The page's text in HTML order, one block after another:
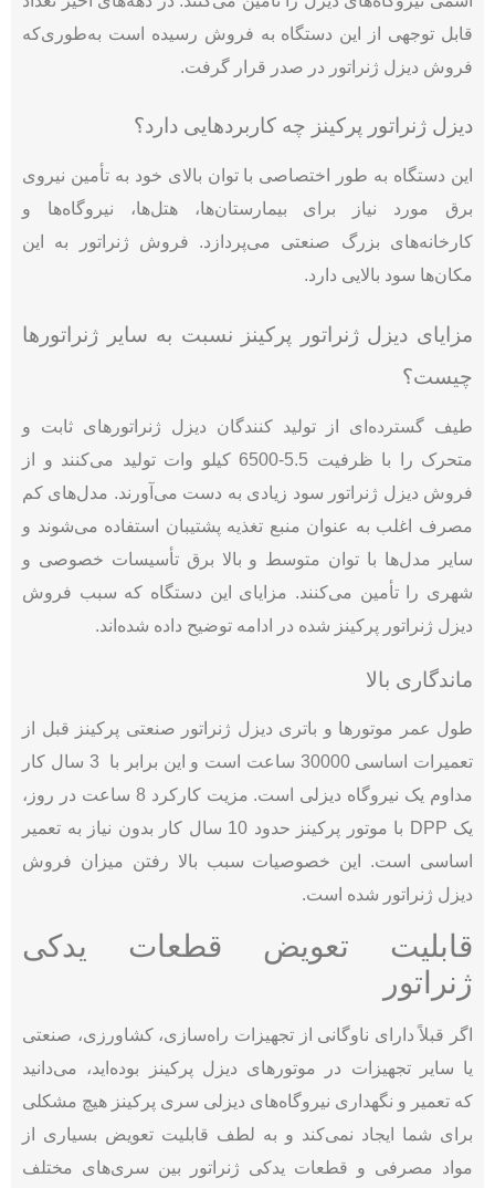
قابل توجهی از این دستگاه به فروش رسیده است به‌طوری‌که
فروش دیزل ژنراتور در صدر قرار گرفت.
دیزل ژنراتور پرکینز چه کاربردهایی دارد؟
این دستگاه به طور اختصاصی با توان بالای خود به تأمین نیروی
برق مورد نیاز برای بیمارستان‌ها، هتل‌ها، نیروگاه‌ها و
کارخانه‌های بزرگ صنعتی می‌پردازد. فروش ژنراتور به این
مکان‌ها سود بالایی دارد.
مزایای دیزل ژنراتور پرکینز نسبت به سایر ژنراتورها
چیست؟
طیف گسترده‌ای از تولید کنندگان دیزل ژنراتورهای ثابت و
متحرک را با ظرفیت 5.5-6500 کیلو وات تولید می‌کنند و از
فروش دیزل ژنراتور سود زیادی به دست می‌آورند. مدل‌های کم
مصرف اغلب به عنوان منبع تغذیه پشتیبان استفاده می‌شوند و
سایر مدل‌ها با توان متوسط ​​و بالا برق تأسیسات خصوصی و
شهری را تأمین می‌کنند. مزایای این دستگاه که سبب فروش
دیزل ژنراتور پرکینز شده در ادامه توضیح داده شده‌اند.
ماندگاری بالا
طول عمر موتورها و باتری دیزل ژنراتور صنعتی پرکینز قبل از
تعمیرات اساسی 30000 ساعت است و این برابر با 3 سال کار
مداوم یک نیروگاه دیزلی است. مزیت کارکرد 8 ساعت در روز،
یک DPP با موتور پرکینز حدود 10 سال کار بدون نیاز به تعمیر
اساسی است. این خصوصیات سبب بالا رفتن میزان فروش
دیزل ژنراتور شده است.
قابلیت تعویض قطعات یدکی
ژنراتور
اگر قبلاً دارای ناوگانی از تجهیزات راه‌سازی، کشاورزی، صنعتی
یا سایر تجهیزات در موتورهای دیزل پرکینز بوده‌اید، می‌دانید
که تعمیر و نگهداری نیروگاه‌های دیزلی سری پرکینز هیچ مشکلی
برای شما ایجاد نمی‌کند و به لطف قابلیت تعویض بسیاری از
مواد مصرفی و قطعات یدکی ژنراتور بین سری‌های مختلف